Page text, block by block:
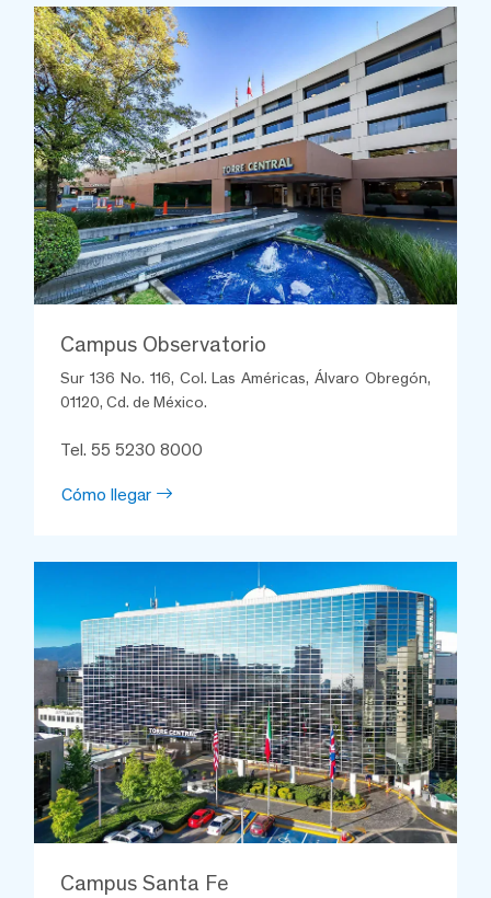
Campus Observatorio
Sur 136 No. 116, Col. Las Américas, Álvaro Obregón,
01120, Cd. de México.
Tel. 55 5230 8000
Cómo llegar
Campus Santa Fe